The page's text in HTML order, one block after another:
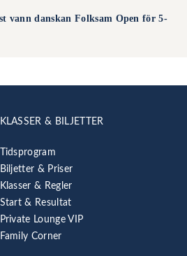
vann danskan Folksam Open för 5-
KLASSER & BILJETTER
Tidsprogram
Biljetter & Priser
Klasser & Regler
Start & Resultat
Private Lounge VIP
Family Corner